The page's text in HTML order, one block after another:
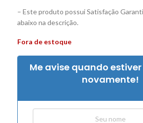
– Este produto possui Satisfação
abaixo na descrição.
Fora de estoque
Me avise quando
novamente!